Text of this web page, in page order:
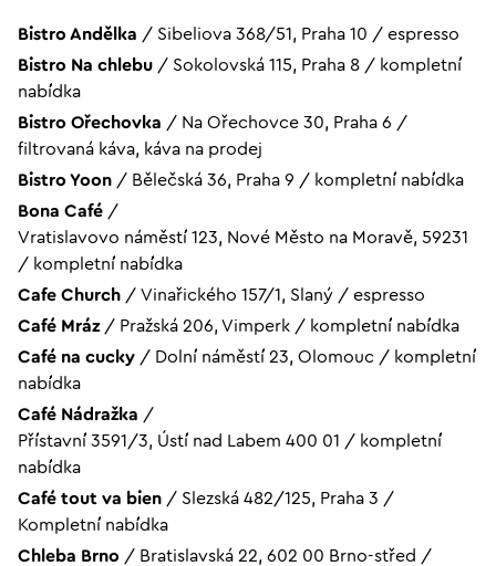
Bistro Andělka / Sibeliova 368/51, Praha 10 / espresso
Bistro Na chlebu / Sokolovská 115, Praha 8 / kompletní
nabídka
Bistro Ořechovka / Na Ořechovce 30, Praha 6 /
filtrovaná káva, káva na prodej
Bistro Yoon / Bělečská 36, Praha 9 / kompletní nabídka
Bona Café /
Vratislavovo náměstí 123, Nové Město na Moravě, 59231
/ kompletní nabídka
Cafe Church / Vinařického 157/1, Slaný / espresso
Café Mráz/ Pražská 206, Vimperk / kompletní nabídka
Café na cucky / Dolní náměstí 23, Olomouc / kompletní
nabídka
Café Nádražka /
Přístavní 3591/3, Ústí nad Labem 400 01 / kompletní
nabídka
Café tout va bien / Slezská 482/125, Praha 3 /
Kompletní nabídka
Chleba Brno / Bratislavská 22, 602 00 Brno-střed /